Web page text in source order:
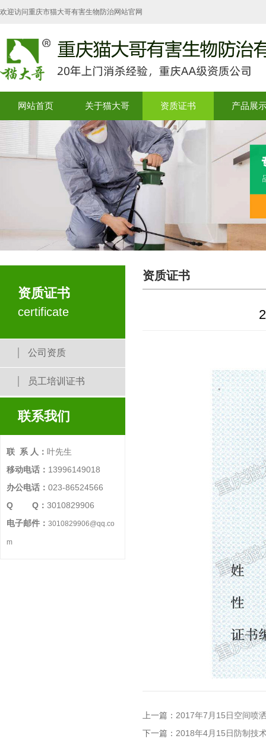
欢迎访问重庆市猫大哥有害生物防治网站官网
网站首页 关于猫大哥 资质证书 产品展
资质证书
certificate
公司资质
员工培训证书
联系我们
联 系 人： 叶先生
移动电话： 13996149018
办公电话： 023-86524566
Q Q： 3010829906
电子邮件： 3010829906@qq.co
m
资质证书
上一篇： 2017年7月15日空间喷
下一篇： 2018年4月15日防制技